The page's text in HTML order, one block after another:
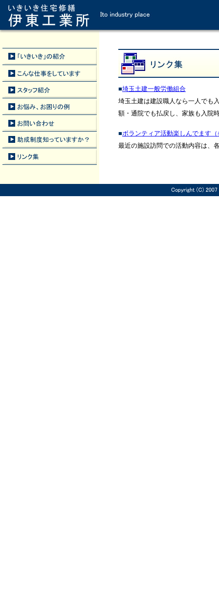
■埼玉土建一般労働組合
埼玉土建は建設職人なら一人でも
額・通院でも払戻し、家族も入院
■ボランティア活動楽しんでます
最近の施設訪問での活動内容は、